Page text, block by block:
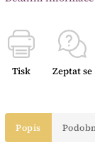
Tisk Zeptat se
Popis